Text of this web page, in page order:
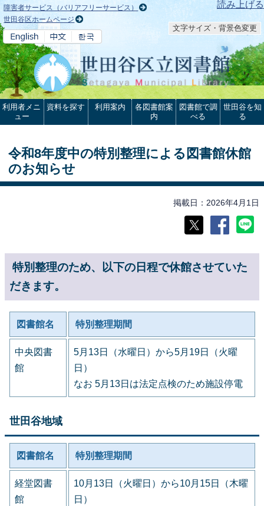
本文へ 読み上げる
障害者サービス（バリアフリーサービス）
世田谷区ホームページ
文字サイズ・背景色変更
利用者メニ
ュー
資料を探す 利用案内
各図書館案
内
図書館で調
べる
世田谷を知
る
令和8年度中の特別整理による図書館休館
のお知らせ
掲載日 2026年4月1日
特別整理のため、以下の日程で休館させていた
だきます。
図書館名 特別整理期間
中央図書
館
5月13日（水曜日）から5月19日（火曜
日）
なお 5月13日は法定点検のため施設停電
世田谷地域
図書館名 特別整理期間
経堂図書
館
10月13日（火曜日）から10月15日（木曜
日）